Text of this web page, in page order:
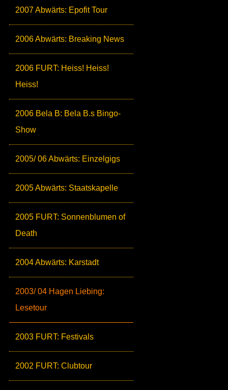
2007 Abwärts: Epofit Tour
2006 Abwärts: Breaking News
2006 FURT: Heiss! Heiss!
Heiss!
2006 Bela B: Bela B.s Bingo-
Show
2005/ 06 Abwärts: Einzelgigs
2005 Abwärts: Staatskapelle
2005 FURT: Sonnenblumen of
Death
2004 Abwärts: Karstadt
2003/ 04 Hagen Liebing:
Lesetour
2003 FURT: Festivals
2002 FURT: Clubtour